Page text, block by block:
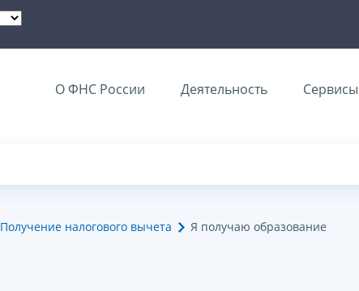
О ФНС России Деятельность Сервисы
Получение налогового вычета Я получаю образование